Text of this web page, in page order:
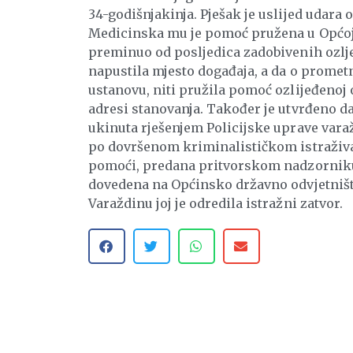
34-godišnjakinja. Pješak je uslijed udara
Medicinska mu je pomoć pružena u
preminuo od posljedica zadobivenih
napustila mjesto događaja, a da o
ustanovu, niti pružila pomoć
adresi stanovanja. Također je utvrđeno
ukinuta rješenjem Policijske uprave
po dovršenom kriminalističkom
pomoći, predana pritvorskom
dovedena na Općinsko državno
Varaždinu joj je odredila istražni zatvor.